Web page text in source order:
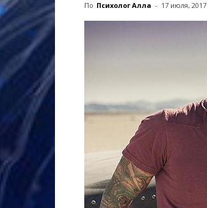
По Психолог Алла - 17 июля, 2017